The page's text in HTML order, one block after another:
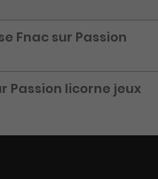
Fnac sur Passion
Passion licorne jeux